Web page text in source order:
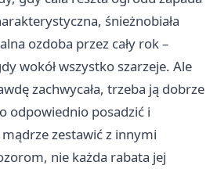
śnieżnobiała
ozdoba przez cały rok –
wokół wszystko szarzeje. Ale
zachwycała, trzeba ją dobrze
odpowiednio posadzić i
zestawić z innymi
nie każda rabata jej